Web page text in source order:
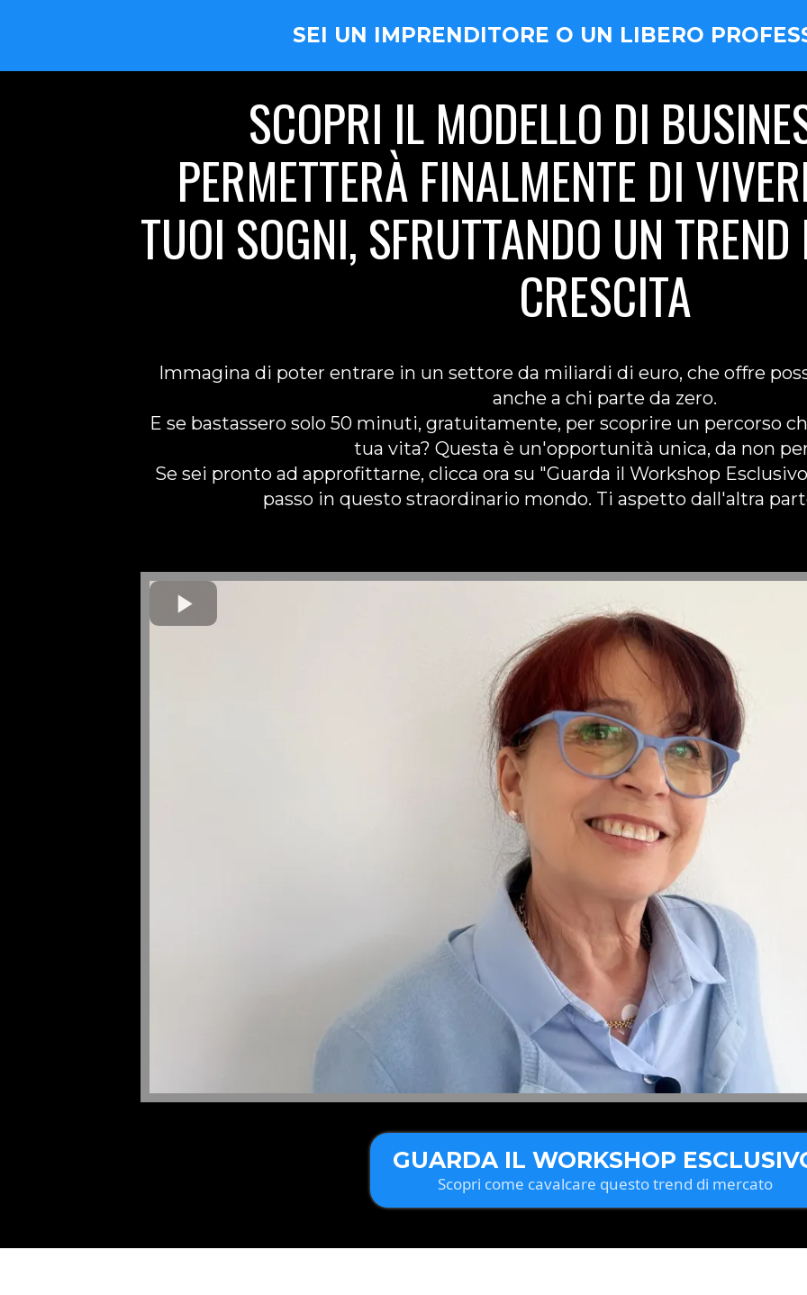
SEI UN IMPRENDITORE O UN LIBERO
SCOPRI IL MODELLO DI
PERMETTERÀ FINALMENTE DI
TUOI SOGNI, SFRUTTANDO UN
CRESCITA
Immagina di poter entrare in un settore da miliardi di euro, che offre
anche a chi parte da zero.
E se bastassero solo 50 minuti, gratuitamente, per scoprire un percorso
tua vita? Questa è un'opportunità unica, da non
Se sei pronto ad approfittarne, clicca ora su "Guarda il Workshop
passo in questo straordinario mondo. Ti aspetto dall'altra
GUARDA IL WORKSHOP
Scopri come cavalcare questo trend di mercato